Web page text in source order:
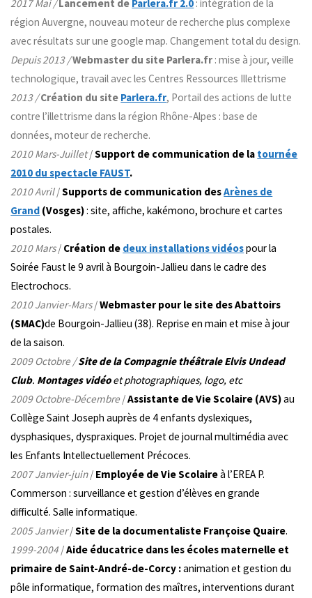
2017 Mai /Lancement de Parlera.fr 2.0 : intégration de la
région Auvergne, nouveau moteur de recherche plus complexe
avec résultats sur une google map. Changement total du design.
Depuis 2013 /Webmaster du site Parlera.fr : mise à jour, veille
technologique, travail avec les Centres Ressources Illettrisme
2013 /Création du site Parlera.fr, Portail des actions de lutte
contre l’illettrisme dans la région Rhône-Alpes : base de
données, moteur de recherche.
2010 Mars-Juillet/Support de communication de la tournée
2010 du spectacle FAUST.
2010 Avril/Supports de communication desArènes de
Grand (Vosges): site, affiche, kakémono, brochure et cartes
postales.
2010 Mars/ Création de deux installations vidéospourla
Soirée Faust le 9 avrilà Bourgoin-Jallieu dans le cadre des
Electrochocs.
2010 Janvier-Mars/Webmaster pour lesite des Abattoirs
(SMAC)de Bourgoin-Jallieu (38). Reprise en main et mise à jour
de la saison.
2009 Octobre /Sitede la Compagnie théâtrale Elvis Undead
Club. Montages vidéoet photographiques, logo, etc
2009 Octobre-Décembre /Assistante de Vie Scolaire (AVS)au
Collège Saint Joseph auprès de 4 enfants dyslexiques,
dysphasiques, dyspraxiques. Projet de journal multimédia avec
les Enfants Intellectuellement Précoces.
2007 Janvier-juin/ Employée de Vie Scolaireà l’EREA P.
Commerson : surveillance et gestion d’élèves en grande
difficulté. Salle informatique.
2005 Janvier/Site de la documentaliste Françoise Quaire.
1999-2004 /Aide éducatrice dans les écoles maternelle et
primaire de Saint-André-de-Corcy :animation et gestion du
pôle informatique, formation des maîtres, interventions durant